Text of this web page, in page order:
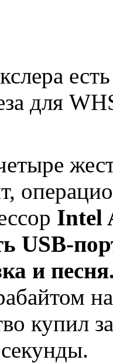
для
Intel
USB-
и
купил